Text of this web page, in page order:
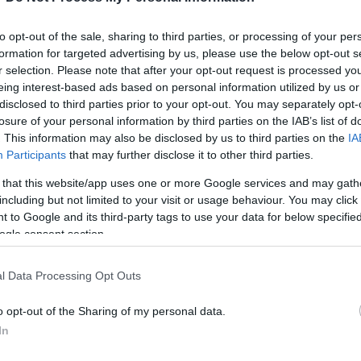
opt-out of the sale, sharing to third parties, or processing of your
for targeted advertising by us, please use the below opt-out
selection. Please note that after your opt-out request is processed
interest-based ads based on personal information utilized by us
to third parties prior to your opt-out. You may separately
of your personal information by third parties on the IAB’s list of
This information may also be disclosed by us to third parties on the
Participants that may further disclose it to other third parties.
that this website/app uses one or more Google services and may
but not limited to your visit or usage behaviour. You may
to Google and its third-party tags to use your data for below
consent section.
Data Processing Opt Outs
opt-out of the Sharing of my personal data.
JCPOA) értelmében Irán vállalta
közösség feloldotta a Teherán ellen
2018-ban Donald Trump akkori amerikai
Államokat a megállapodásból, és
Válaszul Irán is
teljesítésétől.
„Nem bízunk az amerikaiakban amiatt,
Ha nem adnak garanciákat,
Raiszi.
Biden amerikai elnök nyitottnak mutatkozott az
blokkolja az egyeztetéseket az, hogy